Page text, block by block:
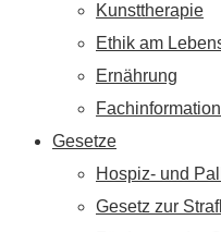
Kunsttherapie
Ethik am
Ernährung
Gesetze
Hospiz- und
Gesetz zur